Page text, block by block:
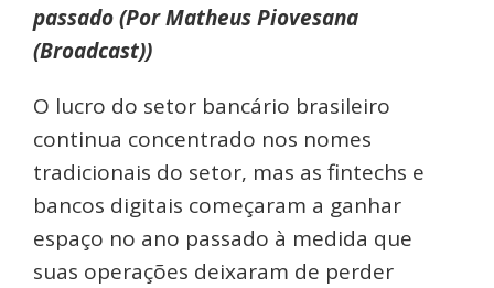
passado (Por Matheus Piovesana
(Broadcast))
O lucro do setor bancário brasileiro
continua concentrado nos nomes
tradicionais do setor, mas as fintechs e
bancos digitais começaram a ganhar
espaço no ano passado à medida que
suas operações deixaram de perder